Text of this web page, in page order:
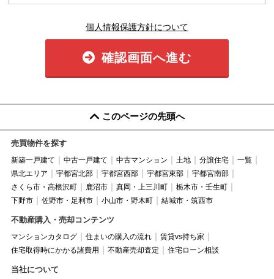
個人情報保護方針について
確認画面へ進む
このページの先頭へ
売買物件を探す
新築一戸建て 中古一戸建て 中古マンション 土地 分譲住宅
一覧
県北エリア
宇都宮北部 宇都宮西部 宇都宮東部
宇都宮南部
さくら市・高根沢町
鹿沼市 真岡・上三川町
栃木市・壬生町
下野市
佐野市・足利市 小山市・野木町 結城市・筑西市
不動産購入・売却コンテンツ
マンションカタログ 住まいの購入の流れ
賃貸vs持ち家
住宅取得時にかかる諸費用
不動産売却査定 住宅ローン相談
当社について